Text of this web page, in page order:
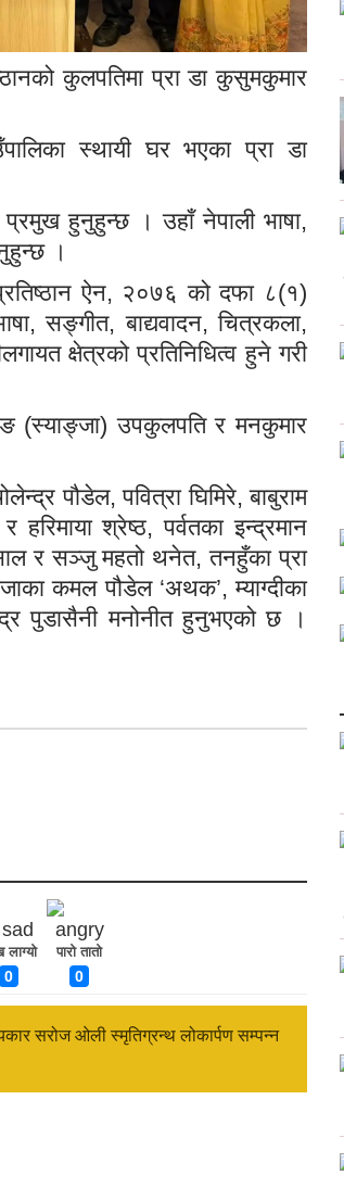
कुलपतिमा प्रा डा कुसुमकुमार
स्थायी घर भएका प्रा डा
प्रमुख हुनुहुन्छ । उहाँ नेपाली भाषा,
।
ऐन, २०७६ को दफा ८(१)
सङ्गीत, बाद्यवादन, चित्रकला,
क्षेत्रको प्रतिनिधित्व हुने गरी
(स्याङ्जा) उपकुलपति र मनकुमार
पौडेल, पवित्रा घिमिरे, बाबुराम
श्रेष्ठ, पर्वतका इन्द्रमान
र सञ्जु महतो थनेत, तनहुँका प्रा
कमल पौडेल ‘अथक’, म्याग्दीका
पुडासैनी मनोनीत हुनुभएको छ ।
लाग्यो
0
पारो तातो
0
सरोज ओली स्मृतिग्रन्थ लोकार्पण सम्पन्न